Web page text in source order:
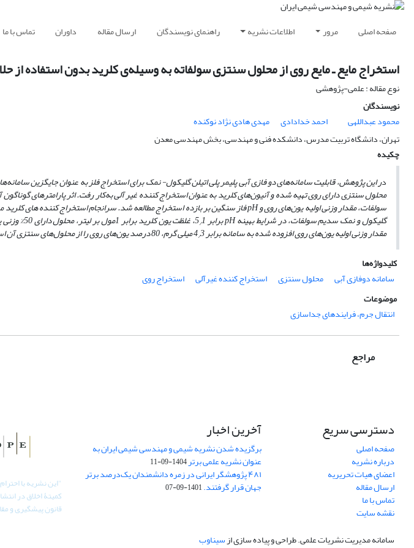
صفحه اصلی مرور اطلاعات نشریه راهنمای نویسندگان ارسال مقاله داوران تماس با ما
استخراج مایع ـ مایع روی از محلول سنتزی سولفاته به وسیله‌ی کلرید بدون استفاده از
نوع مقاله : علمی-پژوهشی
نویسندگان
محمود عبداللهی
احمد خدادادی
مهدی هادی نژاد نوکنده
تهران، دانشگاه تربیت مدرس، دانشکده فنی و مهندسی، بخش مهندسی معدن
چکیده
در این پژوهش، قابلیت سامانه‌های دو فازی آبی پلیمر پلی اتیلن گلیکول- نمک برای استخراج فلز به ‌عنوان جایگزین
محلول سنتزی دارای روی تهیه شده و آنیون‌های کلرید به ‌عنوان استخراج کننده غیر آلی به‌کار رفت. اثر پارامترهای
سولفات، مقدار وزنی اولیه یون‌های روی وpHفاز سنگین بر بازده استخراج مطالعه شد. سرانجام استخراج کننده‌ های کلرید
گلیکول و نمک سدیم سولفات، در شرایط بهینهpHبرابر 5 /1، غلظت یون کلرید برابر 1مول بر لیتر، محلول دارای 50% وزنی پلیمر 1500
مقدار وزنی اولیه یون‌های روی افزوده شده به سامانه برابر 4 /3 میلی گرم، 80 درصد یون‌های روی را از محلول‌های سنتزی آن استخراج نمودند.
کلیدواژه‌ها
سامانه دوفازی آبی
محلول سنتزی استخراج کننده غیرآلی
استخراج روی
موضوعات
انتقال جرم، فرایندهای جداسازی
مراجع
دسترسی سریع
صفحه اصلی
درباره نشریه
اعضای هیات تحریریه
ارسال مقاله
تماس با ما
نقشه سایت
آخرین اخبار
برگزیده شدن نشریه شیمی و مهندسی شیمی ایران به
عنوان نشریه علمی برتر1404-09-11
۴۸۱ پژوهشگر ایرانی در زمره دانشمندان یک‌درصد برتر
جهان قرار گرفتند.1401-09-07
"این نشریه با
قانون پیشگیری و
سامانه مدیریت نشریات علمی.طراحی و پیاده سازی ازسیناوب